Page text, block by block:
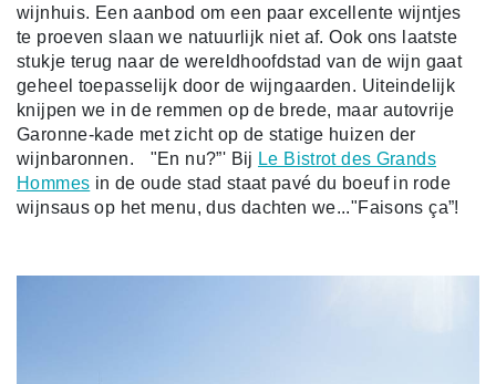
wijnhuis. Een aanbod om een paar excellente wijntjes
te proeven slaan we natuurlijk niet af. Ook ons laatste
stukje terug naar de wereldhoofdstad van de wijn gaat
geheel toepasselijk door de wijngaarden. Uiteindelijk
knijpen we in de remmen op de brede, maar autovrije
Garonne-kade met zicht op de statige huizen der
wijnbaronnen. "En nu?”' Bij Le Bistrot des Grands
Hommes in de oude stad staat pavé du boeuf in rode
wijnsaus op het menu, dus dachten we..."Faisons ça”!